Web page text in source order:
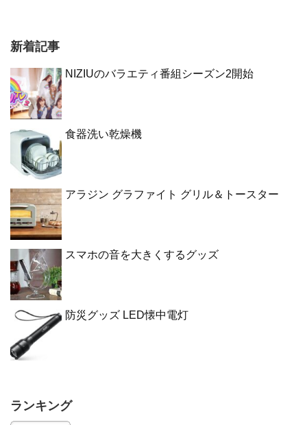
新着記事
NIZIUのバラエティ番組シーズン2開始
食器洗い乾燥機
アラジン グラファイト グリル＆トースター
スマホの音を大きくするグッズ
防災グッズ LED懐中電灯
ランキング